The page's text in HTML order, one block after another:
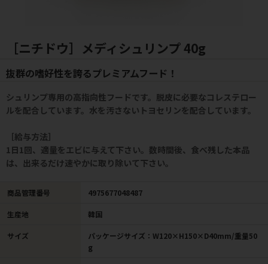
［ニチドウ］メディシュリンプ 40g
抜群の嗜好性を誇るプレミアムフード！
シュリンプ専用の高指向性フードです。脱皮に必要なコレステロー
ルを配合しています。水を汚さないトヨセリンを配合しています。
［給与方法］
1日1回、適量をエビに与えて下さい。数時間後、食べ残した本品
は、出来るだけ速やかに取り除いて下さい。
商品管理番号 4975677048487
生産地 韓国
サイズ
パッケージサイズ：W120×H150×D40mm/重量50
g